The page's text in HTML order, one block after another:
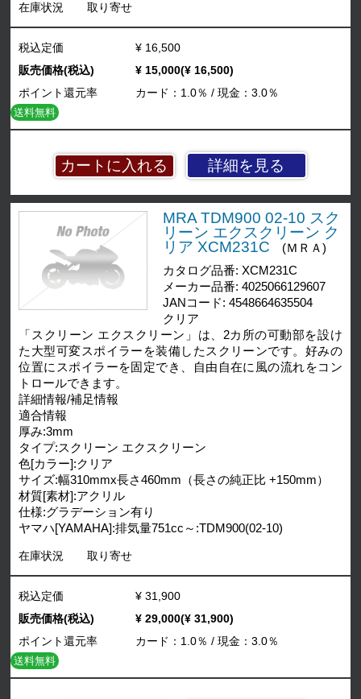
在庫状況 取り寄せ
詳細を見る
税込定価
¥ 16,500
販売価格(税込)
¥ 15,000(¥ 16,500)
ポイント還元率
カード：1.0％ / 現金：3.0％
送料無料
MRA TDM900 02-10 スク
リーン エクスクリーン ク
リア XCM231C
(ＭＲＡ)
カタログ品番: XCM231C
メーカー品番: 4025066129607
JANコード: 4548664635504
クリア
「スクリーン エクスクリーン」は、2カ所の可動部を設け
た大型可変スポイラーを装備したスクリーンです。好みの
位置にスポイラーを固定でき、自由自在に風の流れをコン
トロールできます。
詳細情報/補足情報
適合情報
厚み:3mm
タイプ:スクリーン エクスクリーン
色[カラー]:クリア
サイズ:幅310mmx長さ460mm（長さの純正比 +150mm）
材質[素材]:アクリル
仕様:グラデーション有り
ヤマハ[YAMAHA]:排気量751cc～:TDM900(02-10)
在庫状況 取り寄せ
税込定価
¥ 31,900
販売価格(税込)
¥ 29,000(¥ 31,900)
ポイント還元率
カード：1.0％ / 現金：3.0％
送料無料